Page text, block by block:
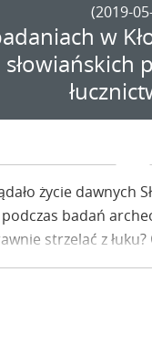
(2019-
w
słowiańskich
życie dawnych
badań
strzelać z
podczas